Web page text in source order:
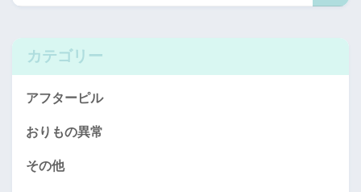
カテゴリー
アフターピル
おりもの異常
その他